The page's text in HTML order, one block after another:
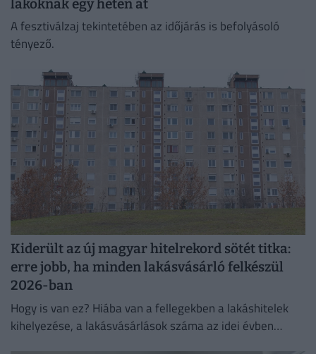
lakóknak egy héten át
A fesztiválzaj tekintetében az időjárás is befolyásoló
tényező.
Kiderült az új magyar hitelrekord sötét titka:
erre jobb, ha minden lakásvásárló felkészül
2026-ban
Hogy is van ez? Hiába van a fellegekben a lakáshitelek
kihelyezése, a lakásvásárlások száma az idei évben